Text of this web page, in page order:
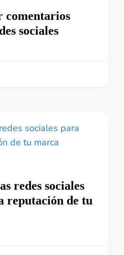
comentarios
sociales
redes sociales
reputación de tu